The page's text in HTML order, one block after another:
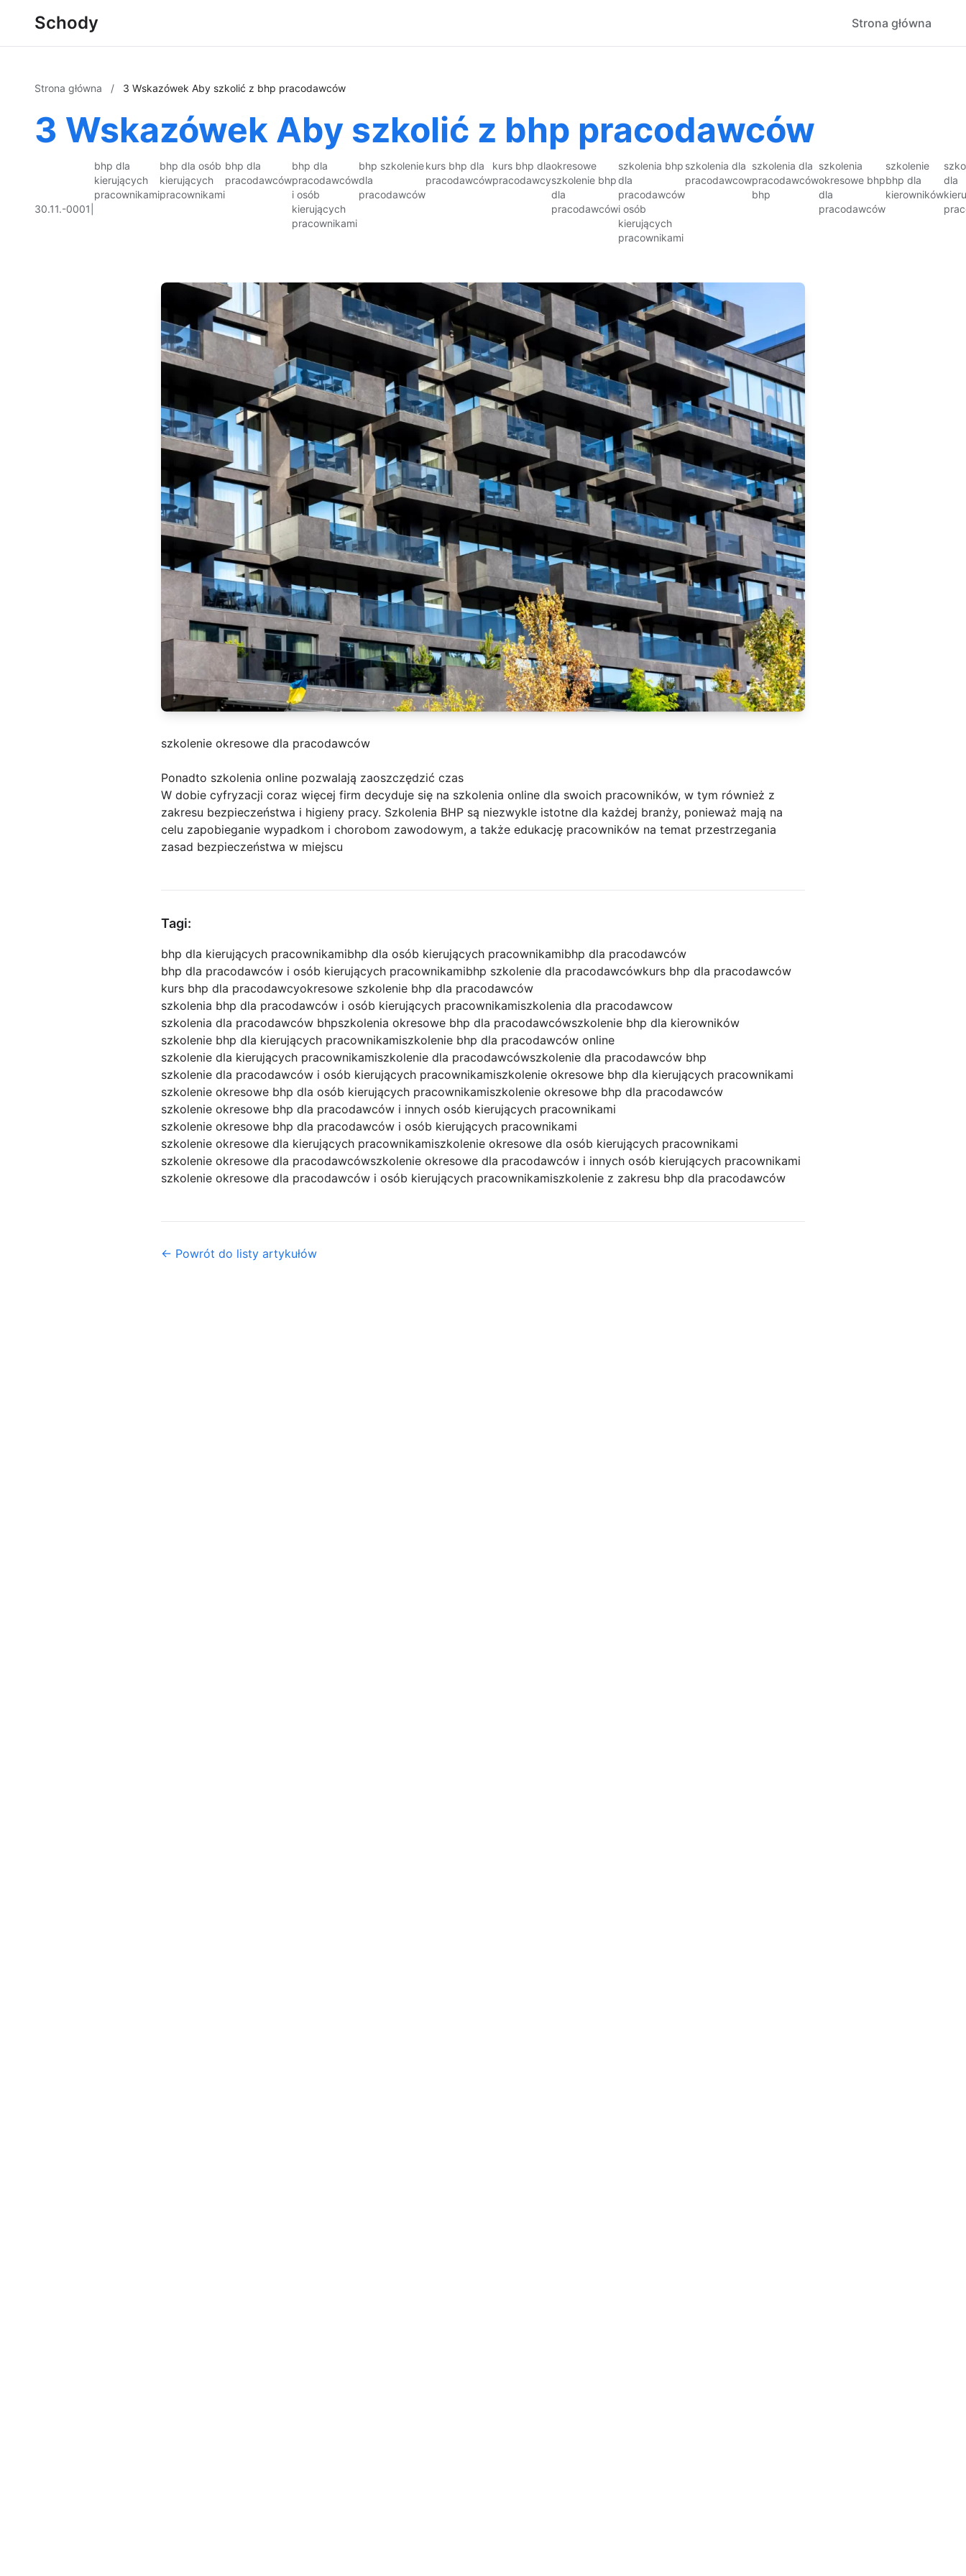
Schody Strona główna
Strona główna / 3 Wskazówek Aby szkolić z bhp pracodawców
3 Wskazówek Aby szkolić z bhp pracodawców
30.11.-0001
bhp dla
kierujących
pracownikami
bhp dla osób
kierujących
pracownikami
bhp dla
pracodawców
bhp dla
pracodawców
i osób
kierujących
pracownikami
bhp szkolenie
dla
pracodawców
kurs bhp dla
pracodawców
kurs bhp dla
pracodawcy
okresowe
szkolenie bhp
dla
pracodawców
szkolenia bhp
dla
pracodawców
i osób
kierujących
pracownikami
szkolenia dla
pracodawcow
szkolenia dla
pracodawców
bhp
szkolenia
okresowe bhp
dla
pracodawców
szkolenie
bhp dla
kierowników
dla
szkolenie okresowe dla pracodawców
Ponadto szkolenia online pozwalają zaoszczędzić czas
W dobie cyfryzacji coraz więcej firm decyduje się na szkolenia online dla swoich pracowników, w tym również z
zakresu bezpieczeństwa i higieny pracy. Szkolenia BHP są niezwykle istotne dla każdej branży, ponieważ mają na
celu zapobieganie wypadkom i chorobom zawodowym, a także edukację pracowników na temat przestrzegania
zasad bezpieczeństwa w miejscu
Tagi:
bhp dla kierujących pracownikamibhp dla osób kierujących pracownikamibhp dla pracodawców
bhp dla pracodawców i osób kierujących pracownikamibhp szkolenie dla pracodawcówkurs bhp dla pracodawców
kurs bhp dla pracodawcyokresowe szkolenie bhp dla pracodawców
szkolenia bhp dla pracodawców i osób kierujących pracownikamiszkolenia dla pracodawcow
szkolenia dla pracodawców bhpszkolenia okresowe bhp dla pracodawcówszkolenie bhp dla kierowników
szkolenie bhp dla kierujących pracownikamiszkolenie bhp dla pracodawców online
szkolenie dla kierujących pracownikamiszkolenie dla pracodawcówszkolenie dla pracodawców bhp
szkolenie dla pracodawców i osób kierujących pracownikamiszkolenie okresowe bhp dla kierujących pracownikami
szkolenie okresowe bhp dla osób kierujących pracownikamiszkolenie okresowe bhp dla pracodawców
szkolenie okresowe bhp dla pracodawców i innych osób kierujących pracownikami
szkolenie okresowe bhp dla pracodawców i osób kierujących pracownikami
szkolenie okresowe dla kierujących pracownikamiszkolenie okresowe dla osób kierujących pracownikami
szkolenie okresowe dla pracodawcówszkolenie okresowe dla pracodawców i innych osób kierujących pracownikami
szkolenie okresowe dla pracodawców i osób kierujących pracownikamiszkolenie z zakresu bhp dla pracodawców
← Powrót do listy artykułów